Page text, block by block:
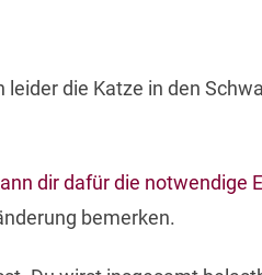
die Katze in den
dir dafür die notwendige
bemerken.